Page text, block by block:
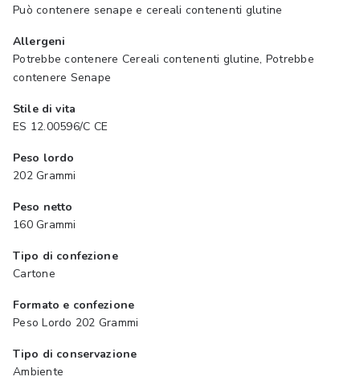
Può contenere senape e cereali contenenti glutine
Allergeni
Potrebbe contenere Cereali contenenti glutine, Potrebbe
contenere Senape
Stile di vita
ES 12.00596/C CE
Peso lordo
202 Grammi
Peso netto
160 Grammi
Tipo di confezione
Cartone
Formato e confezione
Peso Lordo 202 Grammi
Tipo di conservazione
Ambiente